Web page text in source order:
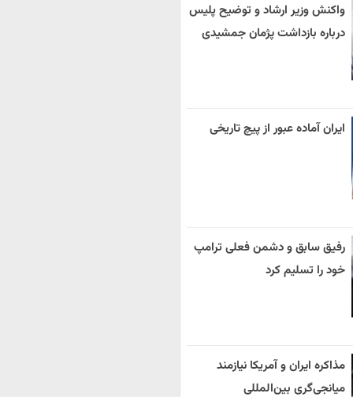
واکنش وزیر ارشاد و توضیح پلیس
درباره بازداشت پژمان جمشیدی
ایران آماده عبور از پیچ تاریخی
رفیق سابق و دشمن فعلی ترامپ
خود را تسلیم کرد
مذاکره ایران و آمریکا نیازمند
میانجی‌گری بین‌المللی